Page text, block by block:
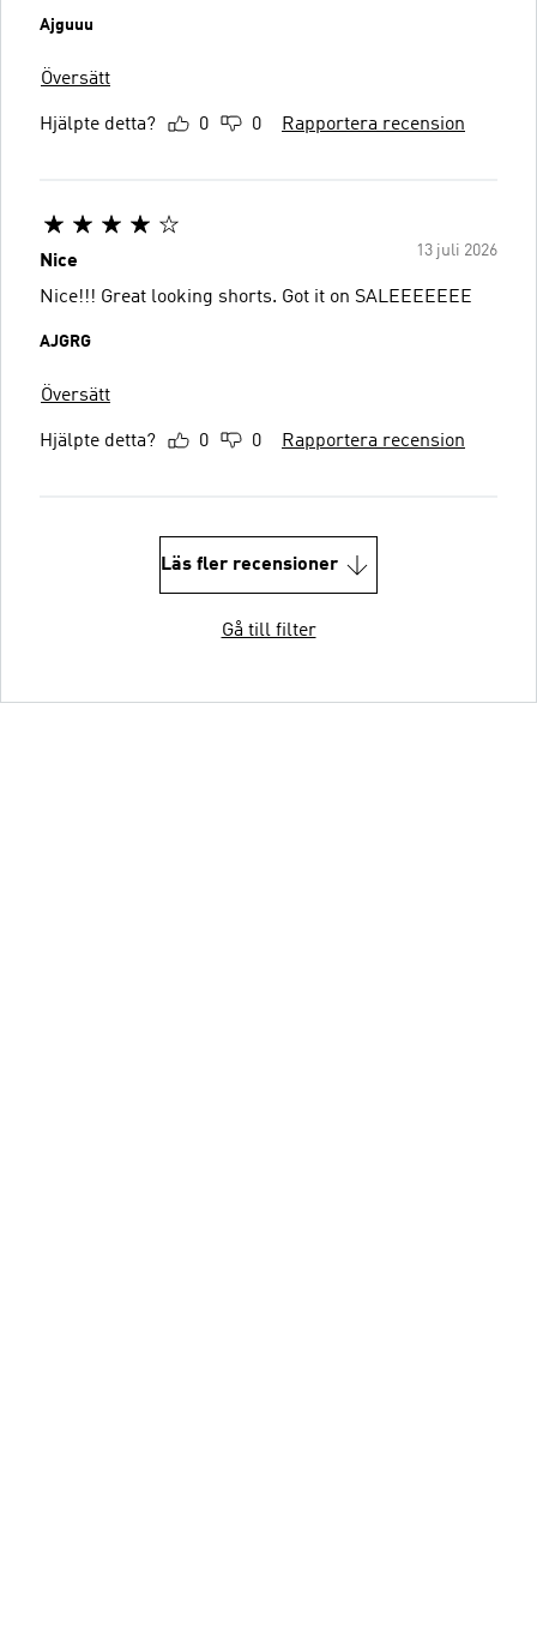
Ajguuu
Översätt
Hjälpte detta? 0 0 Rapportera recension
13 juli 2026
Nice
Nice!!! Great looking shorts. Got it on SALEEEEEEE
AJGRG
Översätt
Hjälpte detta? 0 0 Rapportera recension
Läs fler recensioner
Gå till filter